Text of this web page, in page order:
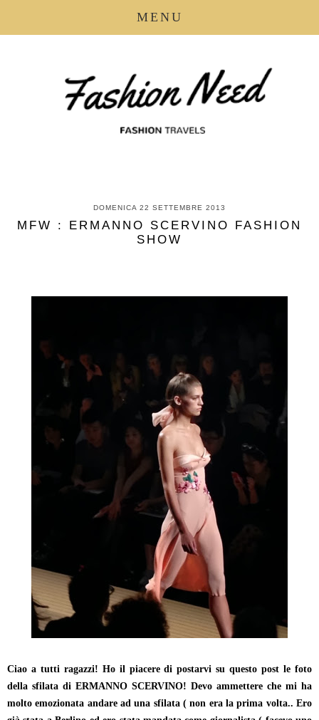
MENU
DOMENICA 22 SETTEMBRE 2013
MFW : ERMANNO SCERVINO FASHION
SHOW
Ciao a tutti ragazzi! Ho il piacere di postarvi su questo post le foto
della sfilata di ERMANNO SCERVINO! Devo ammettere che mi ha
molto emozionata andare ad una sfilata ( non era la prima volta.. Ero